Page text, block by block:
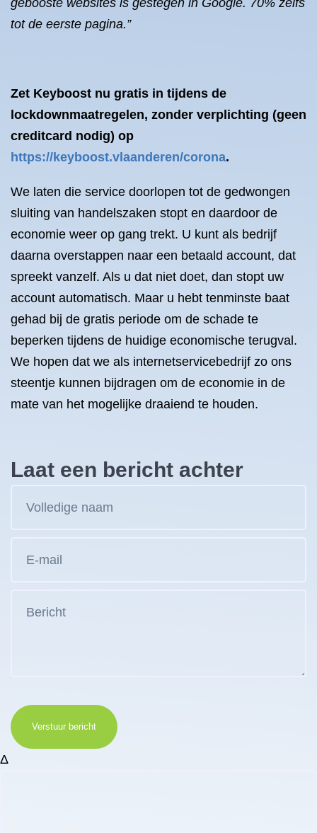
gebooste websites is gestegen in Google. 70% zelfs
tot de eerste pagina.”
Zet Keyboost nu gratis in tijdens de
lockdownmaatregelen, zonder verplichting (geen
creditcard nodig) op
https://keyboost.vlaanderen/corona.
We laten die service doorlopen tot de gedwongen
sluiting van handelszaken stopt en daardoor de
economie weer op gang trekt. U kunt als bedrijf
daarna overstappen naar een betaald account, dat
spreekt vanzelf. Als u dat niet doet, dan stopt uw
account automatisch. Maar u hebt tenminste baat
gehad bij de gratis periode om de schade te
beperken tijdens de huidige economische terugval.
We hopen dat we als internetservicebedrijf zo ons
steentje kunnen bijdragen om de economie in de
mate van het mogelijke draaiend te houden.
Laat een bericht achter
Verstuur bericht
Δ